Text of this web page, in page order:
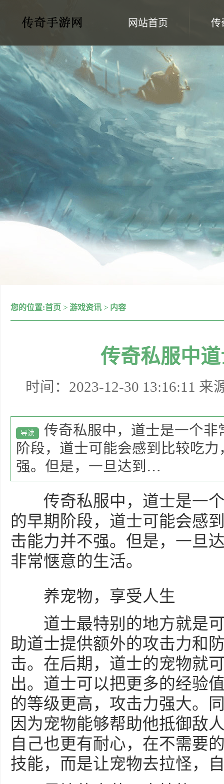
网站首页 传
您的位置:首页 > 游戏资讯 > 内容
传奇私服中
时间：2023-12-30 13:16:11 来
导读
传奇私服中，道士是一个
阶段，道士可能会感到比较吃
强。但是，一旦达到…
传奇私服中，道士是一个
的早期阶段，道士可能会感
击能力并不强。但是，一旦
非常惬意的生活。
养宠物，享受人生
道士最特别的地方就是可
助道士提供额外的攻击力和
击。在后期，道士的宠物就
出。道士可以把更多的经验
的等级更高，攻击力强大。
因为宠物能够帮助他抵御敌
自己也更有耐心，在不需要
技能，而是让宠物去拉怪，